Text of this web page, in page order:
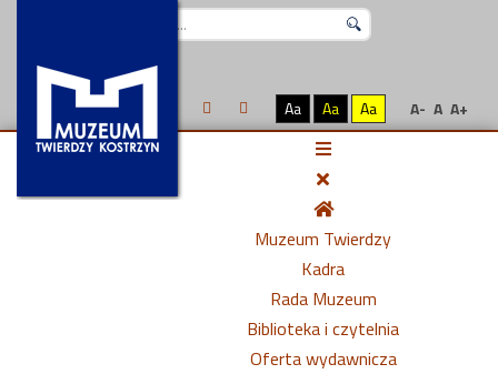
Aa Aa Aa A- A A+
Muzeum Twierdzy
Kadra
Rada Muzeum
Biblioteka i czytelnia
Oferta wydawnicza